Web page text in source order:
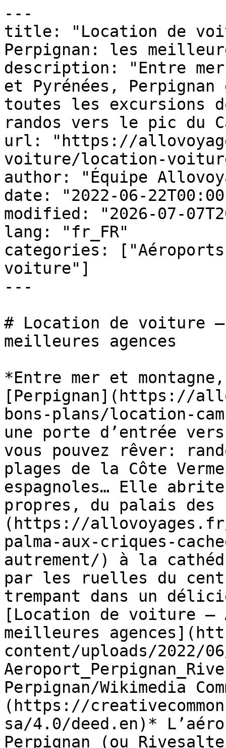
---
title: "Location de
Perpignan: les
description: "Entre mer
et Pyrénées,
toutes les excursions
randos vers le pic du
url: "https://
voiture/location-
author: "Équipe
date: "2022-06-
modified: "2026-07-
lang: "fr_FR"
categories:
voiture"]
---
# Location de voiture
meilleures agences
*Entre mer et
[Perpignan](https://
bons-plans/location-
une porte d’entrée
vous pouvez rêver:
plages de la Côte
espagnoles… Elle abrite
propres, du palais des
(https://
palma-aux-criques-
autrement/) à la
par les ruelles du
trempant dans un
[Location de voiture –
meilleures
content/uploads/2022/
Perpignan/Wikimedia
(https://
sa/4.0/deed.en)*
Perpignan (ou